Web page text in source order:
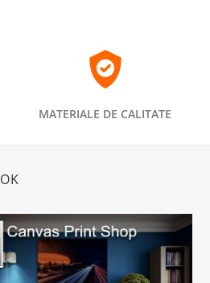
MATERIALE DE CALITATE